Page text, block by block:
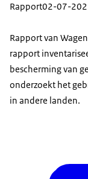
Rapport02-07-
Rapport van
rapport
bescherming van
onderzoekt het
in andere landen.